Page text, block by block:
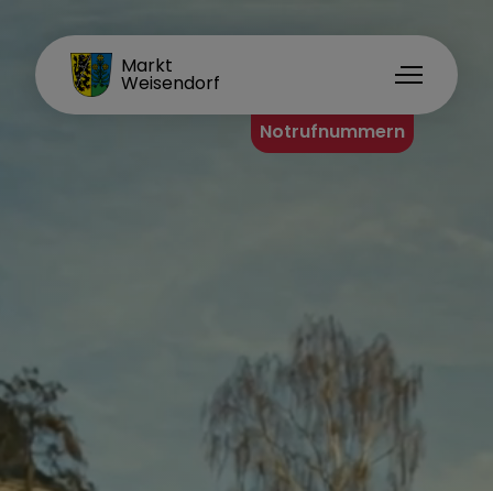
Markt
Weisendorf
FAMILIENORT
Notrufnummern